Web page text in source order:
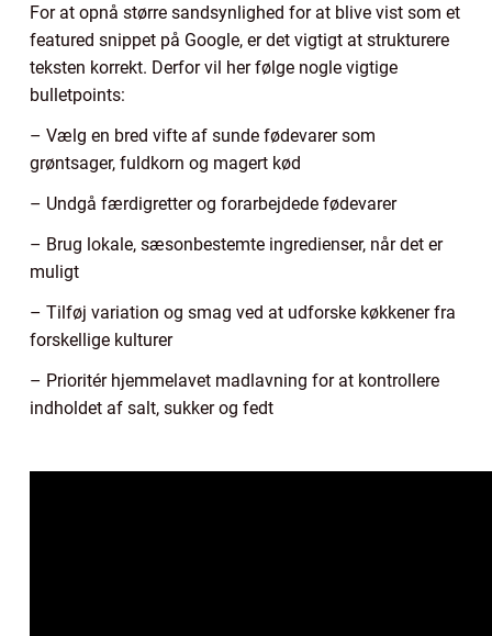
For at opnå større sandsynlighed for at blive vist som et
featured snippet på Google, er det vigtigt at strukturere
teksten korrekt. Derfor vil her følge nogle vigtige
bulletpoints:
– Vælg en bred vifte af sunde fødevarer som
grøntsager, fuldkorn og magert kød
– Undgå færdigretter og forarbejdede fødevarer
– Brug lokale, sæsonbestemte ingredienser, når det er
muligt
– Tilføj variation og smag ved at udforske køkkener fra
forskellige kulturer
– Prioritér hjemmelavet madlavning for at kontrollere
indholdet af salt, sukker og fedt